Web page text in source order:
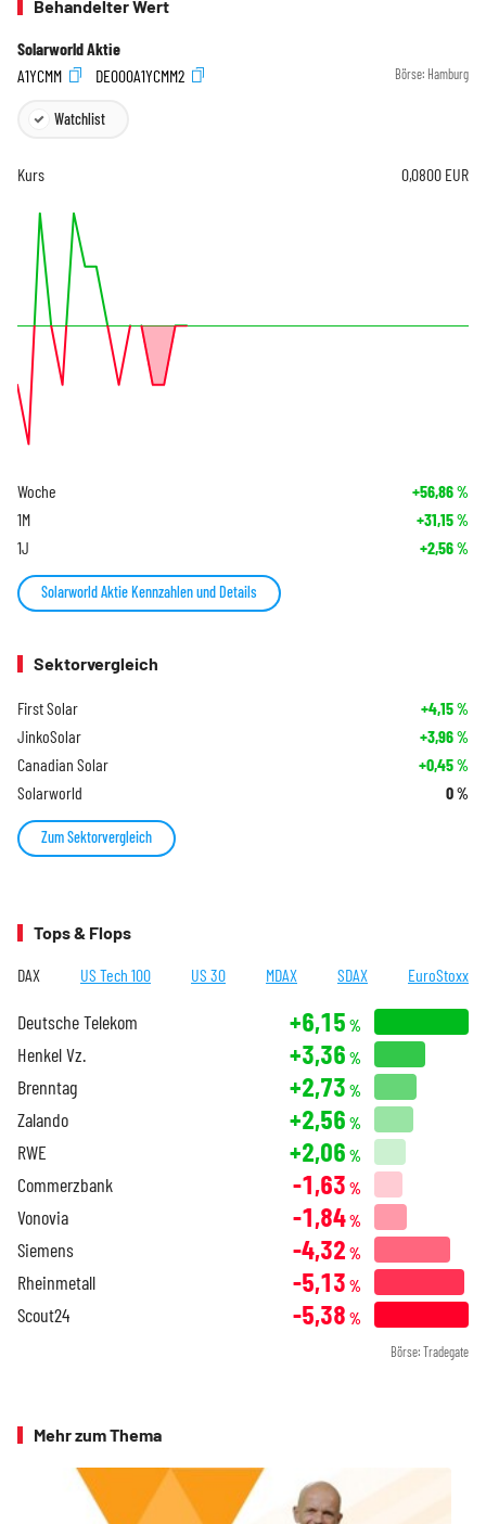
Behandelter Wert
Solarworld Aktie
A1YCMM
DE000A1YCMM2 Börse: Hamburg
Watchlist
Kurs 0,0800 EUR
Woche +56,86%
1M +31,15%
1J +2,56%
Solarworld Aktie Kennzahlen und Details
Sektorvergleich
First Solar +4,15%
JinkoSolar +3,96%
Canadian Solar +0,45%
Solarworld 0%
Zum Sektorvergleich
Tops & Flops
DAX US Tech 100 US 30 MDAX SDAX EuroStoxx
Deutsche Telekom +6,15 %
Henkel Vz. +3,36 %
Brenntag +2,73 %
Zalando +2,56 %
RWE +2,06 %
Commerzbank -1,63 %
Vonovia -1,84%
Siemens -4,32 %
Rheinmetall -5,13 %
Scout24 -5,38 %
Börse: Tradegate
Mehr zum Thema